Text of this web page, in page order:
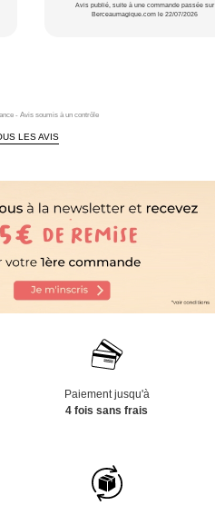
Avis publié, suite à une commande passée sur
Berceaumagique.com le 22/07/2026
- Avis soumis à un contrôle
LES AVIS
Paiement jusqu'à
4 fois sans frais